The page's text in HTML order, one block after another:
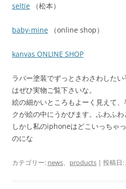
seltie （松本）
baby-mine （online shop）
kanvas ONLINE SHOP
ラバー塗装でずっとさわさわした
はぜひ実物ご覧下さいな。
絵の細かいところもよーく見えて
クが絵の中にうかびます。ふわふわ
しかし私のiphoneはどこいっちゃ
のにな
カテゴリー: news、 products | 投稿日: